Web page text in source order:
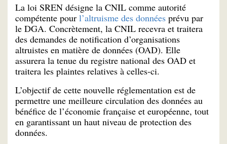
La loi SREN désigne la CNIL comme autorité
compétente pour l’altruisme des données prévu par
le DGA. Concrètement, la CNIL recevra et traitera
des demandes de notification d’organisations
altruistes en matière de données (OAD). Elle
assurera la tenue du registre national des OAD et
traitera les plaintes relatives à celles-ci.
L’objectif de cette nouvelle réglementation est de
permettre une meilleure circulation des données au
bénéfice de l’économie française et européenne, tout
en garantissant un haut niveau de protection des
données.